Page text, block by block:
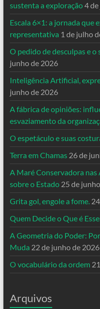
sustenta a exploração4
Escala 6×1: a jornada que
representativa 1 de julho
O pedido de desculpas e
junho de 2026
Inteligência Artificial,
junho de 2026
A fábrica de opiniões:
esvaziamento da
O espetáculo e suas
Terra em Chamas 26 de
A Maré Conservadora nas
sobre o Estado 25 de
Grita gol, engole a fome.
Quem Decide o Que é
A Geometria do Poder:
Muda 22 de junho de 2026
O vocabulário da ordem
Arquivos